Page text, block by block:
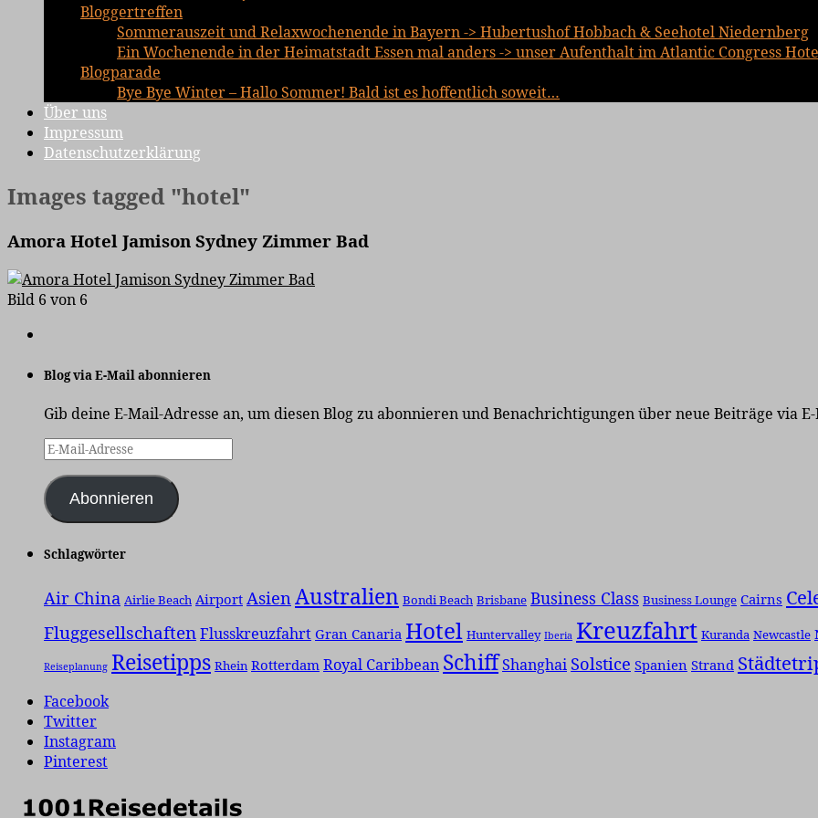
Bloggertreffen
Sommerauszeit und Relaxwochenende in Bayern -> Hubertushof Hobbach & Seehotel Niedernberg
Ein Wochenende in der Heimatstadt Essen mal anders -> unser Aufenthalt im Atlantic Congress
Blogparade
Bye Bye Winter – Hallo Sommer! Bald ist es hoffentlich soweit…
Über uns
Impressum
Datenschutzerklärung
Images tagged "hotel"
Amora Hotel Jamison Sydney Zimmer Bad
Bild 6 von 6
Blog via E-Mail abonnieren
Gib deine E-Mail-Adresse an, um diesen Blog zu abonnieren und Benachrichtigungen über neue Beiträge via
E-
Adresse
Abonnieren
Schlagwörter
Air China Airlie Beach Airport AsienAustralien Bondi Beach Brisbane Business Class Business Lounge Cairns
FluggesellschaftenFlusskreuzfahrt Gran Canaria Hotel Huntervalley Iberia Kreuzfahrt Kuranda Newcastle
Reiseplanung Reisetipps Rhein Rotterdam Royal Caribbean SchiffShanghai Solstice Spanien Strand
Facebook
Twitter
Instagram
Pinterest